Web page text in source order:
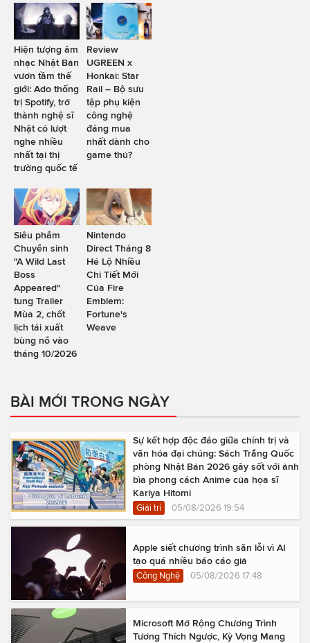
Hiện tượng âm
nhạc Nhật Bản
vươn tầm thế
giới: Ado thống
trị Spotify, trở
thành nghệ sĩ
Nhật có lượt
nghe nhiều
nhất tại thị
trường quốc tế
Review
UGREEN x
Honkai: Star
Rail – Bộ sưu
tập phụ kiện
công nghệ
đáng mua
nhất dành cho
game thủ?
Siêu phẩm
Chuyển sinh
"A Wild Last
Boss
Appeared"
tung Trailer
Mùa 2, chốt
lịch tái xuất
bùng nổ vào
tháng 10/2026
Nintendo
Direct Tháng 8
Hé Lộ Nhiều
Chi Tiết Mới
Của Fire
Emblem:
Fortune's
Weave
BÀI MỚI TRONG NGÀY
Sự kết hợp độc đáo giữa chính trị và
văn hóa đại chúng: Sách Trắng Quốc
phòng Nhật Bản 2026 gây sốt với ảnh
bìa phong cách Anime của họa sĩ
Kariya Hitomi
Giải trí 05/08/2026 19:54
Apple siết chương trình săn lỗi vì AI
tạo quá nhiều báo cáo giả
Công Nghệ 05/08/2026 17:48
Microsoft Mở Rộng Chương Trình
Tương Thích Ngược, Kỳ Vọng Mang